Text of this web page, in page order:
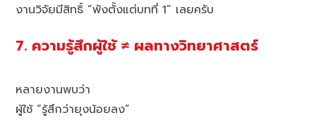
งานวิจัยมีสิทธิ์ “พังตั้งแต่บทที่ 1” เลยครับ
7. ความรู้สึกผู้ใช้ ≠ ผลทางวิทยาศาสตร์
หลายงานพบว่า
ผู้ใช้ “รู้สึกว่ายุงน้อยลง”